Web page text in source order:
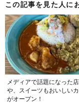
この記事を見た人に
メディアで話題になった
や、スイーツもおいしい
がオープン！